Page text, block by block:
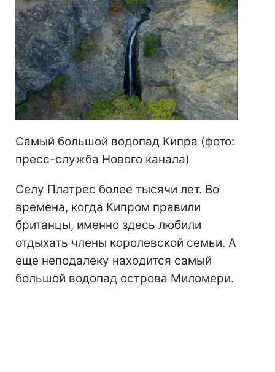
Самый большой водопад Кипра (фото:
пресс-служба Нового канала)
Селу Платрес более тысячи лет. Во
времена, когда Кипром правили
британцы, именно здесь любили
отдыхать члены королевской семьи. А
еще неподалеку находится самый
большой водопад острова Миломери.